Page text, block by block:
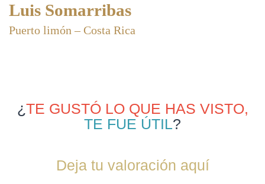
Luis Somarribas
Puerto limón – Costa Rica
¿TE GUSTÓ LO QUE HAS VISTO,
TE FUE ÚTIL?
Deja tu valoración aquí